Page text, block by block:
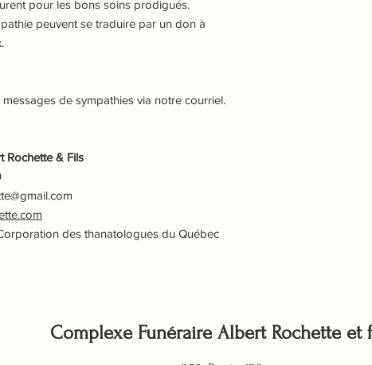
pour les bons soins prodigués.
peuvent se traduire par un don à
de sympathies via notre courriel.
Rochette & Fils
des thanatologues du Québec
Complexe Funéraire Albert Rochette et